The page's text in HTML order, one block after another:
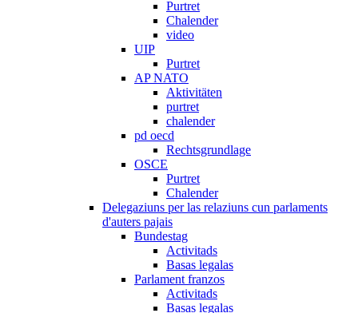
Purtret
Chalender
video
UIP
Purtret
AP NATO
Aktivitäten
purtret
chalender
pd oecd
Rechtsgrundlage
OSCE
Purtret
Chalender
Delegaziuns per las relaziuns cun parlaments
d'auters pajais
Bundestag
Activitads
Basas legalas
Parlament franzos
Activitads
Basas legalas